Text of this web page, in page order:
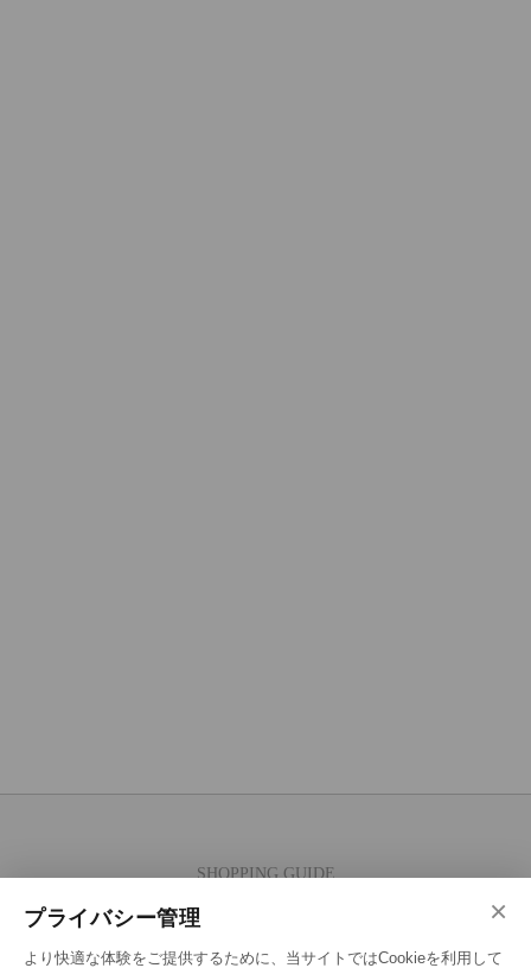
SHOPPING GUIDE
×
プライバシー管理
より快適な体験をご提供するために、当サイトではCookieを利用して